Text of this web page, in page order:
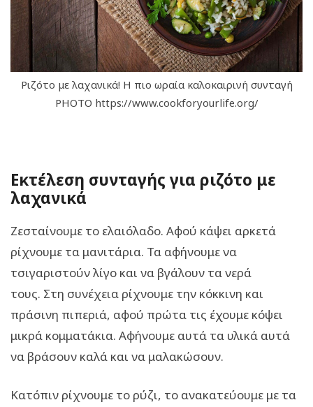
Ριζότο με λαχανικά! Η πιο ωραία καλοκαιρινή συνταγή
PHOTO https://www.cookforyourlife.org/
Εκτέλεση συνταγής για ριζότο με
λαχανικά
Ζεσταίνουμε το ελαιόλαδο. Αφού κάψει αρκετά
ρίχνουμε τα μανιτάρια. Τα αφήνουμε να
τσιγαριστούν λίγο και να βγάλουν τα νερά
τους. Στη συνέχεια ρίχνουμε την κόκκινη και
πράσινη πιπεριά, αφού πρώτα τις έχουμε κόψει
μικρά κομματάκια. Αφήνουμε αυτά τα υλικά αυτά
να βράσουν καλά και να μαλακώσουν.
Κατόπιν ρίχνουμε το ρύζι, το ανακατεύουμε με τα